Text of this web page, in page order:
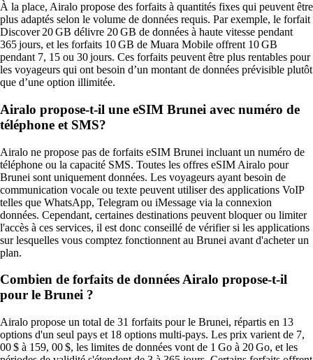
À la place, Airalo propose des forfaits à quantités fixes qui peuvent être
plus adaptés selon le volume de données requis. Par exemple, le forfait
Discover 20 GB délivre 20 GB de données à haute vitesse pendant
365 jours, et les forfaits 10 GB de Muara Mobile offrent 10 GB
pendant 7, 15 ou 30 jours. Ces forfaits peuvent être plus rentables pour
les voyageurs qui ont besoin d’un montant de données prévisible plutôt
que d’une option illimitée.
Airalo propose-t-il une eSIM Brunei avec numéro de
téléphone et SMS?
Airalo ne propose pas de forfaits eSIM Brunei incluant un numéro de
téléphone ou la capacité SMS. Toutes les offres eSIM Airalo pour
Brunei sont uniquement données. Les voyageurs ayant besoin de
communication vocale ou texte peuvent utiliser des applications VoIP
telles que WhatsApp, Telegram ou iMessage via la connexion
données. Cependant, certaines destinations peuvent bloquer ou limiter
l'accès à ces services, il est donc conseillé de vérifier si les applications
sur lesquelles vous comptez fonctionnent au Brunei avant d'acheter un
plan.
Combien de forfaits de données Airalo propose-t-il
pour le Brunei ?
Airalo propose un total de 31 forfaits pour le Brunei, répartis en 13
options d'un seul pays et 18 options multi-pays. Les prix varient de 7,
00 $ à 159, 00 $, les limites de données vont de 1 Go à 20 Go, et les